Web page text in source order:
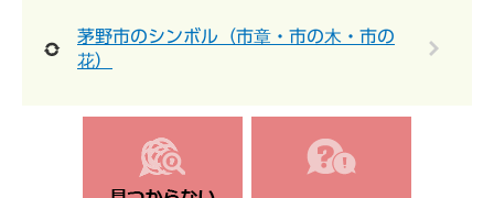
茅野市のシンボル（市章・市の木・市の
花）